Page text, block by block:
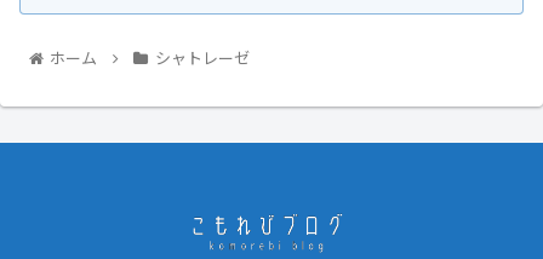
ホーム シャトレーゼ